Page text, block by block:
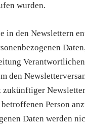
wurden.
in den Newslettern
den
Person
Daten werden